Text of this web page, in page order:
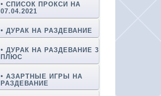
СПИСОК ПРОКСИ НА
07.04.2021
ДУРАК НА РАЗДЕВАНИЕ
ДУРАК НА РАЗДЕВАНИЕ 3
ПЛЮС
АЗАРТНЫЕ ИГРЫ НА
РАЗДЕВАНИЕ